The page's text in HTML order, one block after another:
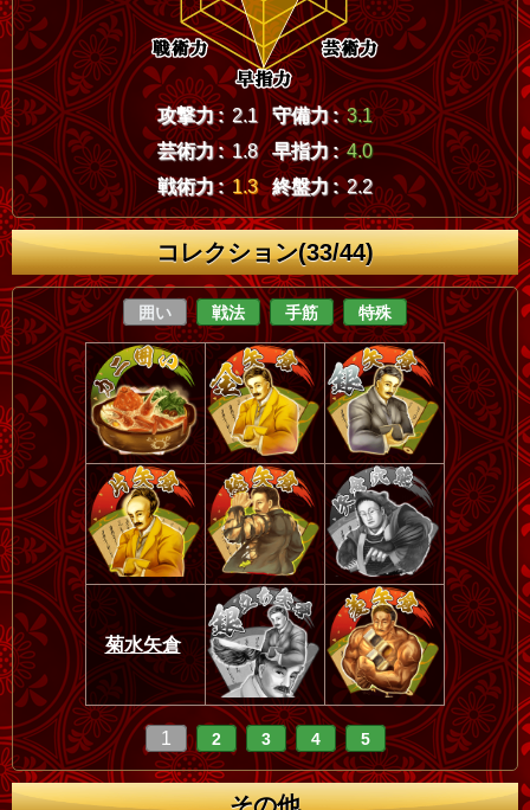
攻撃力 : 2.1 守備力 : 3.1
芸術力 : 1.8 早指力 : 4.0
戦術力 : 1.3 終盤力 : 2.2
コレクション(33/44)
囲い 戦法 手筋 特殊
菊水矢倉
1 2 3 4 5